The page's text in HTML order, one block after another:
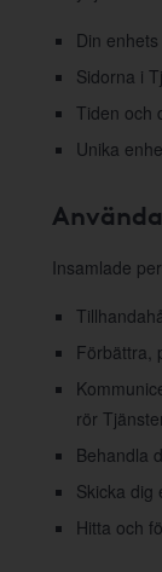
Din
Sidorna i
Tiden och
Unika
Insamlade
Förbättra,
rör
Behandla
Skicka dig
Hitta och